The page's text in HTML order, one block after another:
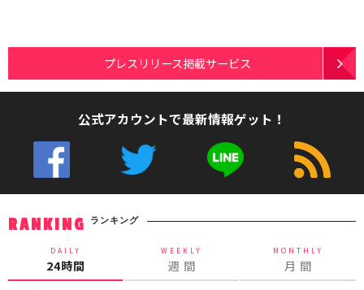
プレスリリース掲載サービス
公式アカウントで最新情報ゲット！
RANKING ランキング
DAILY
24時間
WEEKLY
週 間
MONTHLY
月 間